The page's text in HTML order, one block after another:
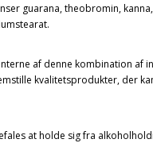
guarana, theobromin,
af denne kombination af
kvalitetsprodukter, der
at holde sig fra